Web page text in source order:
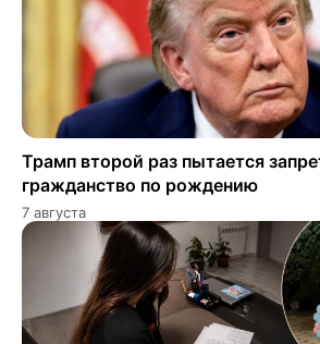
Трамп второй раз пытается
гражданство по рождению
7 августа